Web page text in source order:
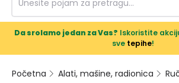
Da srolamo jedan za Vas? Iskoristite
sve tepihe!
Početna Alati, mašine, radionica